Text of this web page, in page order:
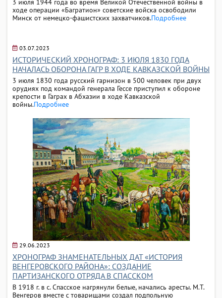
ходе операции «Багратион» советские войска освободили
Минск от немецко-фашистских захватчиков.Подробнее
03.07.2023
ИСТОРИЧЕСКИЙ ХРОНОГРАФ: 3 ИЮЛЯ 1830 ГОДА
НАЧАЛАСЬ ОБОРОНА ГАГР В ХОДЕ КАВКАЗСКОЙ ВОЙНЫ
3 июля 1830 года русский гарнизон в 500 человек при двух
орудиях под командой генерала Гессе приступил к обороне
крепости в Гаграх в Абхазии в ходе Кавказской
войны.Подробнее
29.06.2023
ХРОНОГРАФ ЗНАМЕНАТЕЛЬНЫХ ДАТ «ИСТОРИЯ
ВЕНГЕРОВСКОГО РАЙОНА»: СОЗДАНИЕ
ПАРТИЗАНСКОГО ОТРЯДА В СПАССКОМ
В 1918 г. в с. Спасское нагрянули белые, начались аресты. М.Т.
Венгеров вместе с товарищами создал подпольную